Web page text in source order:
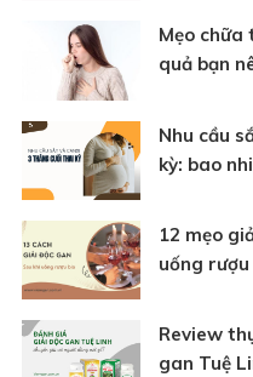
Mẹo chữa
quả bạn
Nhu cầu
kỳ: bao
12 mẹo
uống
Review
gan Tuệ